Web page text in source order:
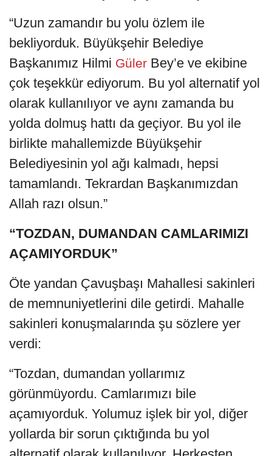
“Uzun zamandır bu yolu özlem ile
bekliyorduk. Büyükşehir Belediye
Başkanımız Hilmi Güler Bey’e ve ekibine
çok teşekkür ediyorum. Bu yol alternatif yol
olarak kullanılıyor ve aynı zamanda bu
yolda dolmuş hattı da geçiyor. Bu yol ile
birlikte mahallemizde Büyükşehir
Belediyesinin yol ağı kalmadı, hepsi
tamamlandı. Tekrardan Başkanımızdan
Allah razı olsun.”
“TOZDAN, DUMANDAN CAMLARIMIZI
AÇAMIYORDUK”
Öte yandan Çavuşbaşı Mahallesi sakinleri
de memnuniyetlerini dile getirdi. Mahalle
sakinleri konuşmalarında şu sözlere yer
verdi:
“Tozdan, dumandan yollarımız
görünmüyordu. Camlarımızı bile
açamıyorduk. Yolumuz işlek bir yol, diğer
yollarda bir sorun çıktığında bu yol